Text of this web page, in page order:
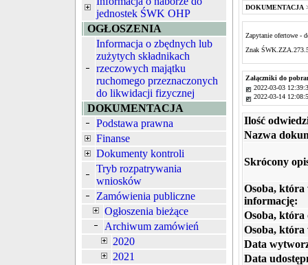
jednostek ŚWK OHP
OGŁOSZENIA
Informacja o zbędnych lub
zużytych składnikach
rzeczowych majątku
ruchomego przeznaczonych
do likwidacji fizycznej
DOKUMENTACJA
Podstawa prawna
Finanse
Dokumenty kontroli
Tryb rozpatrywania
wniosków
Zamówienia publiczne
Ogłoszenia bieżące
Archiwum zamówień
2020
2021
DOKUMENTACJA
Zapytanie ofertowe -
Znak
Załączniki do
2022-03-03
2022-03-14
Ilość
Nazwa
Skrócony
Osoba, która
informację:
Osoba, która
Osoba, która
Data
Data